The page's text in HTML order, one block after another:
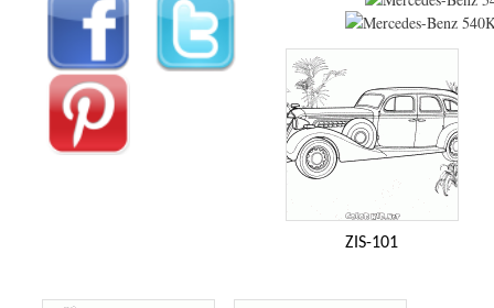
ZIS-101